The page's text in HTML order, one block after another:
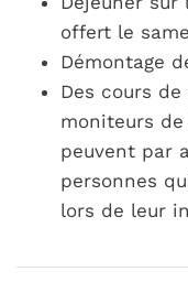
offert le
Démontage
Des cours
moniteurs de
peuvent par
personnes
lors de leur